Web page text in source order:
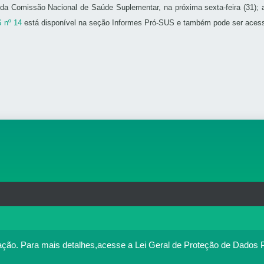
Para mais detalhes,acesse a Lei Geral de Proteção de Dados
Comissão Nacional de Saúde Suplementar, na próxima sexta-feira
nº 14 está disponível na seção Informes Pró-SUS e também pode ser
0001-30
no portal. Ao utilizar o Portal Médico, você concorda com a
. Se você concorda, clique em ACEITO.